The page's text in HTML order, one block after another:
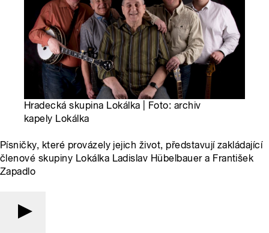
Hradecká skupina Lokálka | Foto: archiv
kapely Lokálka
Písničky, které provázely jejich život, představují zakládající
členové skupiny Lokálka Ladislav Hübelbauer a František
Zapadlo